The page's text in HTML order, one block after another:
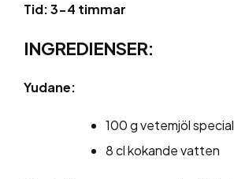
Tid: 3-4 timmar
INGREDIENSER:
Yudane:
100 g vetemjöl special
8 cl kokande vatten